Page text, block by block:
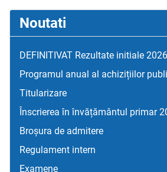
Noutati
DEFINITIVAT Rezultate initiale 2026
Programul anual al achizițiilor
Titularizare
Înscrierea în învățământul primar
Broșura de admitere
Regulament intern
Examene